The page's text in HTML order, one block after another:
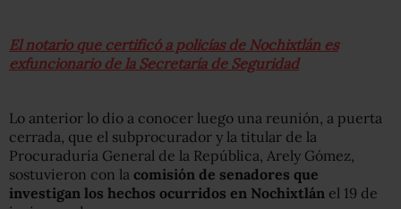
El notario que certificó a policías de Nochixtlán es
exfuncionario de la Secretaría de Seguridad
Lo anterior lo dio a conocer luego una reunión, a puerta
cerrada, que el subprocurador y la titular de la
Procuraduría General de la República, Arely Gómez,
sostuvieron con la comisión de senadores que
investigan los hechos ocurridos en Nochixtlán el 19 de